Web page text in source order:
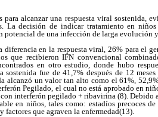
alcanzar una respuesta viral sostenida,
La decisión de indicar tratamiento en
potencial de una infección de larga evolución
diferencia en la respuesta viral, 26% para el
que recibieron IFN convencional
en otro estudio, donde hubo
sostenida fue de 41,7% después de 12
alcanzó un valor tan alto como el 61%,
Pegilado, el cual no está aprobado en
interferón pegilado + ribavirina (8). Debido
en niños, tales como: estadíos precoces
factores que agraven la enfermedad(13).